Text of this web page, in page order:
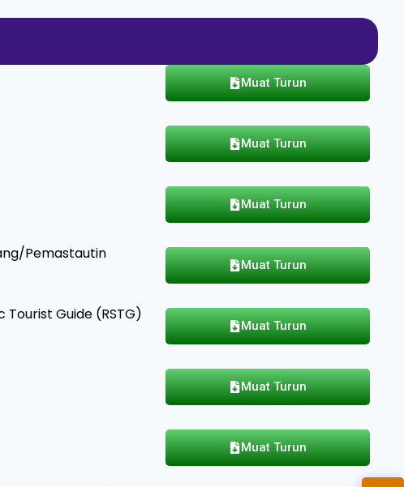
Muat Turun
Muat Turun
Muat Turun
Pemastautin
Muat Turun
Guide (RSTG)
Muat Turun
Muat Turun
Muat Turun